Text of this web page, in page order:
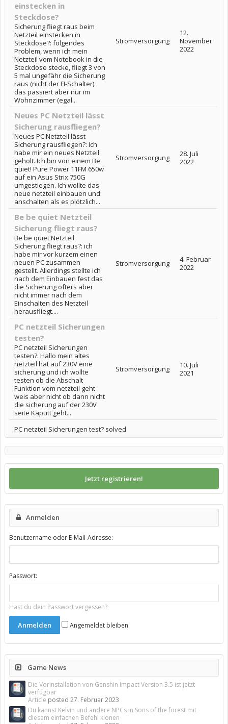
einstecken in
Steckdose?
Sicherung fliegt raus beim
Netzteil einstecken in
Steckdose?: folgendes
Problem, wenn ich mein
Netzteil vom Notebook in die
Steckdose stecke, fliegt 3 von
5 mal ungefähr die Sicherung
raus (nicht der FI-Schalter).
das passiert aber nur im
Wohnzimmer (egal...
Stromversorgung
12.
November
2022
Neues PC Netzteil lässt
Sicherung rausfliegen?
Neues PC Netzteil lässt
Sicherung rausfliegen?: Ich
habe mir ein neues Netzteil
geholt. Ich bin von einem Be
quiet! Pure Power 11FM 650w
auf ein Asus Strix 750G
umgestiegen. Ich wollte das
neue netzteil einbauen und
anschalten als es plötzlich...
Stromversorgung
28. Juli
2022
Be be quiet Netzteil
Sicherung fliegt raus?
Be be quiet Netzteil
Sicherung fliegt raus?: ich
habe mir vor kurzem einen
neuen PC zusammen
gestellt. Allerdings stellte ich
nach dem Einbauen fest das
die Sicherung öfters aber
nicht immer nach dem
Einschalten des Netzteil
herausfliegt....
Stromversorgung
4. Februar
2022
PC netzteil Sicherungen
testen?
PC netzteil Sicherungen
testen?: Hallo mein altes
netzteil hat auf 230V eine
sicherung und ich wollte
testen ob die Abschalt
Funktion vom netzteil geht
weis aber nicht ob dann nicht
die sicherung auf der 230V
seite Kaputt geht...
Stromversorgung
10. Juli
2021
PC netzteil Sicherungen test? solved
Jetzt registrieren!
Anmelden
Benutzername oder E-Mail-Adresse:
Passwort:
Hast du dein Passwort vergessen?
Angemeldet bleiben
Game News
Die Vorinstallation von Genshin Impact Version 3.5 ist jetzt
verfügbar
Article posted 27. Februar 2023
Du kannst Kelvin und andere NPCs in Sons of the forest mit
diesem einfachen Befehl klonen